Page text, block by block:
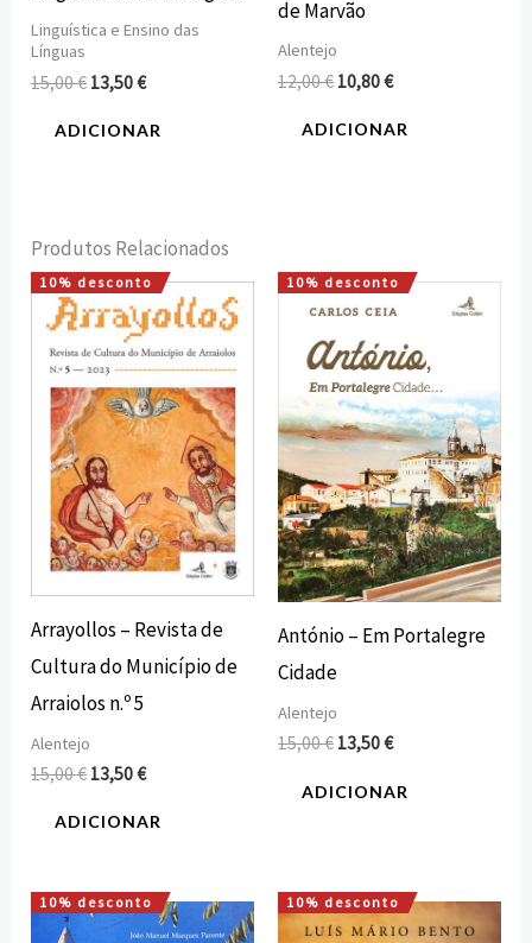
Linguística e Ensino das
Línguas
15,00€ 13,50€
ADICIONAR
de Marvão
Alentejo
12,00€ 10,80€
ADICIONAR
Produtos Relacionados
10% desconto
Arrayollos – Revista de
Cultura do Município de
Arraiolos n.º 5
Alentejo
15,00€
O
preço
original
era:
15,00 €.
13,50€
O
preço
atual
é:
13,50 €.
ADICIONAR
10% desconto
António – Em Portalegre
Cidade
Alentejo
15,00€
O
preço
original
era:
15,00 €.
13,50€
O
preço
é:
13,50 €.
ADICIONAR
10% desconto
O
preço
O
preço
10% desconto
O
preço
O
preço